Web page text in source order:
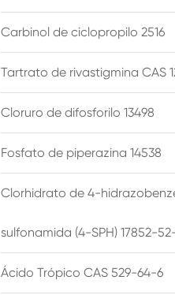
Carbinol de ciclopropilo 2516
Tartrato de rivastigmina CAS
Cloruro de difosforilo 13498
Fosfato de piperazina 14538
Clorhidrato de 4-
sulfonamida (4-SPH) 17852-
Ácido Trópico CAS 529-64-6